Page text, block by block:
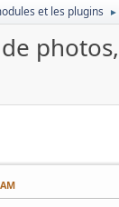
et les plugins ►